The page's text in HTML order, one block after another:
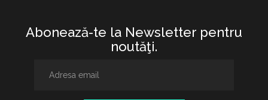
Abonează-te la Newsletter pentru
noutăţi.